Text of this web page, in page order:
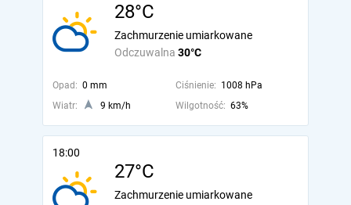
28°C
Odczuwalna 30°C
Zachmurzenie umiarkowane
Opad: 0 mm Ciśnienie: 1008 hPa
Wiatr:
9 km/h Wilgotność: 63%
18:00
27°C
Zachmurzenie umiarkowane